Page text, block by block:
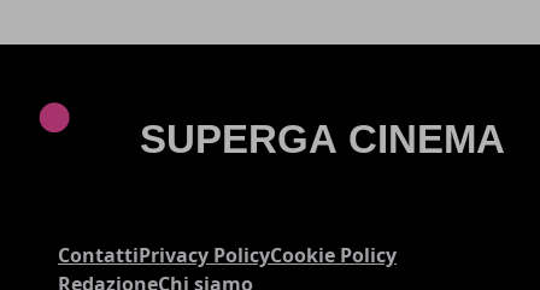
ContattiPrivacy PolicyCookie Policy
RedazioneChi siamo